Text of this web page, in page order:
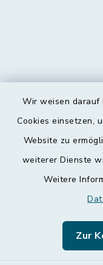
Wir weisen darauf
Cookies einsetzen,
Website zu
weiterer Dienste
Weitere
Zur